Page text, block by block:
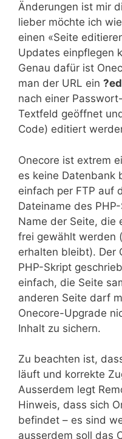
Änderungen ist mir
lieber möchte ich
einen «Seite
Updates einpflegen
Genau dafür ist
man der URL ein
nach einer
Textfeld geöffnet
Code) editiert
Onecore ist extrem
es keine Datenbank
einfach per FTP auf
Dateiname des
Name der Seite, die
frei gewählt werden
erhalten bleibt). Der
PHP-Skript
einfach, die Seite
anderen Seite darf
Onecore-Upgrade
Inhalt zu sichern.
Zu beachten ist,
läuft und korrekte
Ausserdem legt
Hinweis, dass sich
befindet – es sind
ausserdem soll das